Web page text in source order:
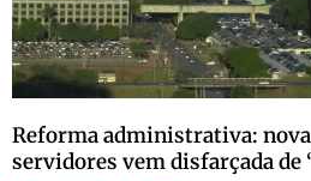
Reforma administrativa:
servidores vem disfarçada de